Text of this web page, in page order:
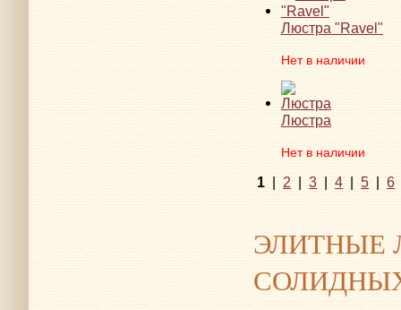
Люстра "Ravel"
Нет в наличии
Люстра
Нет в наличии
1 | 2 |3 |4 |5 |6
ЭЛИТНЫЕ